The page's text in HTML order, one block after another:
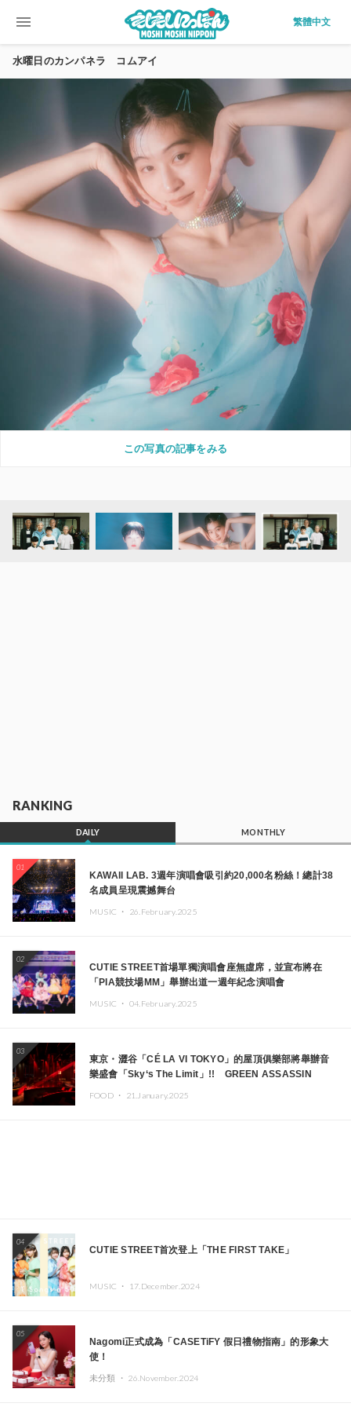
menu 繁體中文
水曜日のカンパネラ コムアイ
この写真の記事をみる
RANKING
DAILY MONTHLY
01
KAWAII LAB. 3週年演唱會吸引約20,000名粉絲！總計38
名成員呈現震撼舞台
MUSIC ・ 26.February.2025
02
CUTIE STREET首場單獨演唱會座無虛席，並宣布將在
「PIA競技場MM」舉辦出道一週年紀念演唱會
MUSIC ・ 04.February.2025
03
東京・澀谷「CÉ LA VI TOKYO」的屋頂俱樂部將舉辦音
樂盛會「Sky‘s The Limit」!! GREEN ASSASSIN
FOOD ・ 21.January.2025
04
CUTIE STREET首次登上「THE FIRST TAKE」
MUSIC ・ 17.December.2024
05
Nagomi正式成為「CASETiFY 假日禮物指南」的形象大
使！
未分類 ・ 26.November.2024